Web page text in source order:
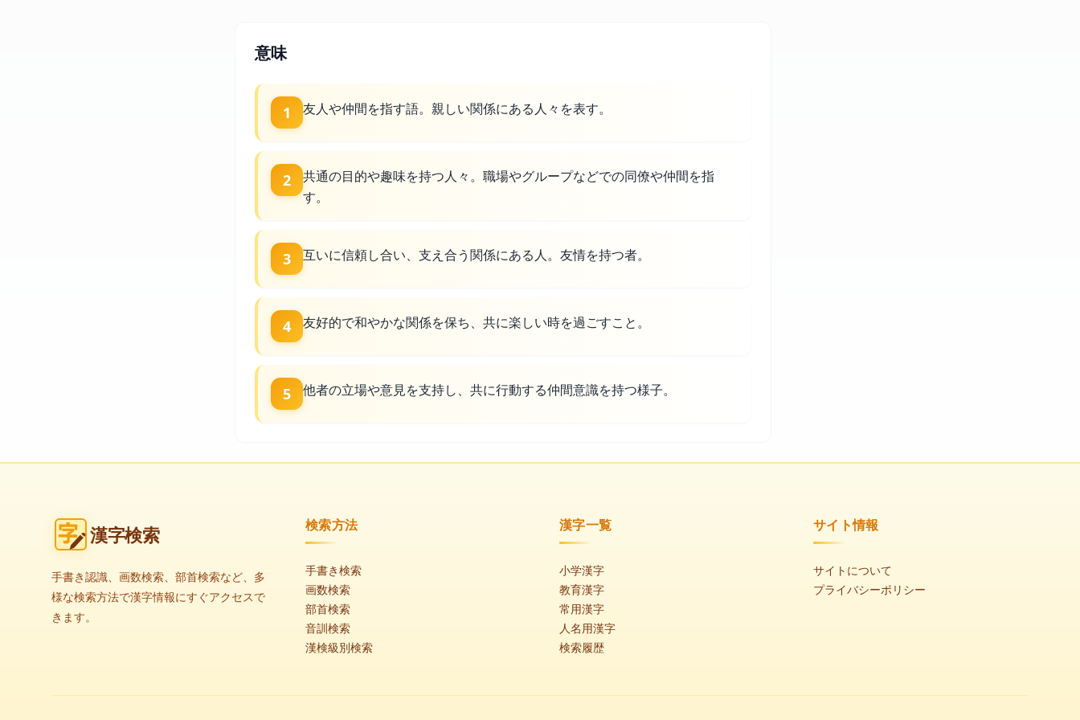
意味
1 友人や仲間を指す語。親しい関係にある人々を表す。
2
共通の目的や趣味を持つ人々。職場やグループなどでの同僚や仲間を指
す。
3 互いに信頼し合い、支え合う関係にある人。友情を持つ者。
4 友好的で和やかな関係を保ち、共に楽しい時を過ごすこと。
5 他者の立場や意見を支持し、共に行動する仲間意識を持つ様子。
漢字検索
手書き認識、画数検索、部首検索など、多
様な検索方法で漢字情報にすぐアクセスで
きます。
検索方法
手書き検索
画数検索
部首検索
音訓検索
漢検級別検索
漢字一覧
小学漢字
教育漢字
常用漢字
人名用漢字
検索履歴
サイト情報
サイトについて
プライバシーポリシー